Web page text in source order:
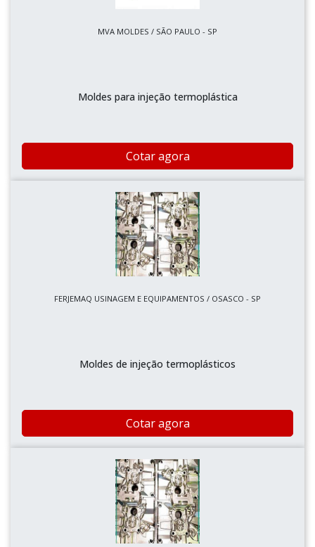
MVA MOLDES / SÃO PAULO - SP
Moldes para injeção termoplástica
Cotar agora
FERJEMAQ USINAGEM E EQUIPAMENTOS / OSASCO - SP
Moldes de injeção termoplásticos
Cotar agora